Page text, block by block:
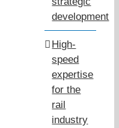
development
High-
speed
expertise
for the
rail
industry